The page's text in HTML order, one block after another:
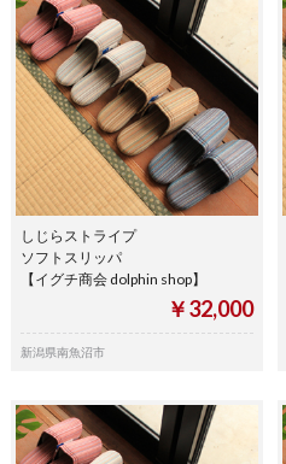
しじらストライプ
ソフトスリッパ
【イグチ商会 dolphin shop】
￥32,000
新潟県南魚沼市